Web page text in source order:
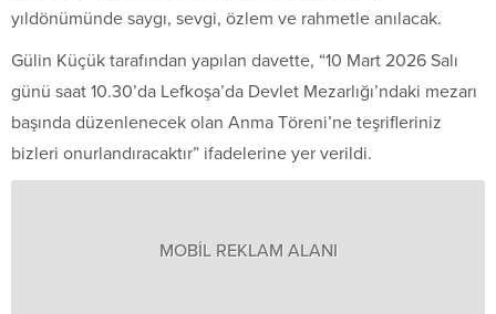
yıldönümünde saygı, sevgi, özlem ve rahmetle anılacak.
Gülin Küçük tarafından yapılan davette, “10 Mart 2026 Salı
günü saat 10.30’da Lefkoşa’da Devlet Mezarlığı’ndaki mezarı
başında düzenlenecek olan Anma Töreni’ne teşrifleriniz
bizleri onurlandıracaktır” ifadelerine yer verildi.
MOBİL REKLAM ALANI